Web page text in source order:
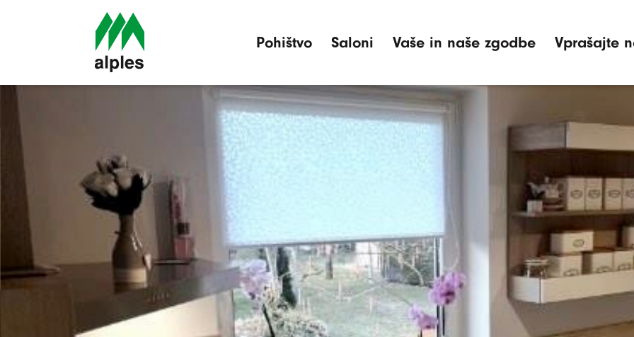
Pohištvo Saloni Vaše in naše zgodbe Vprašajte